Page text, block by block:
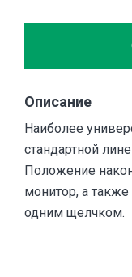
Описание
Наиболее
стандартной
Положение
монитор, а
одним щелчком.